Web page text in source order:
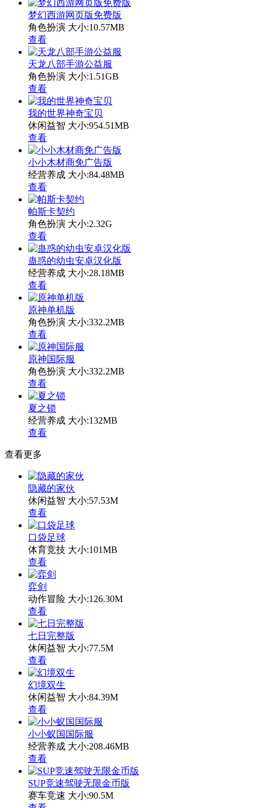
梦幻西游网页版免费版
角色扮演 大小:10.57MB
查看
天龙八部手游公益服
角色扮演 大小:1.51GB
查看
我的世界神奇宝贝
休闲益智 大小:954.51MB
查看
小小木材商免广告版
经营养成 大小:84.48MB
查看
帕斯卡契约
角色扮演 大小:2.32G
查看
蛊惑的幼虫安卓汉化版
经营养成 大小:28.18MB
查看
原神单机版
角色扮演 大小:332.2MB
查看
原神国际服
角色扮演 大小:332.2MB
查看
夏之锁
经营养成 大小:132MB
查看
查看更多
隐藏的家伙
休闲益智 大小:57.53M
查看
口袋足球
体育竞技 大小:101MB
查看
弈剑
动作冒险 大小:126.30M
查看
七日完整版
休闲益智 大小:77.5M
查看
幻境双生
休闲益智 大小:84.39M
查看
小小蚁国国际服
经营养成 大小:208.46MB
查看
SUP竞速驾驶无限金币版
赛车竞速 大小:90.5M